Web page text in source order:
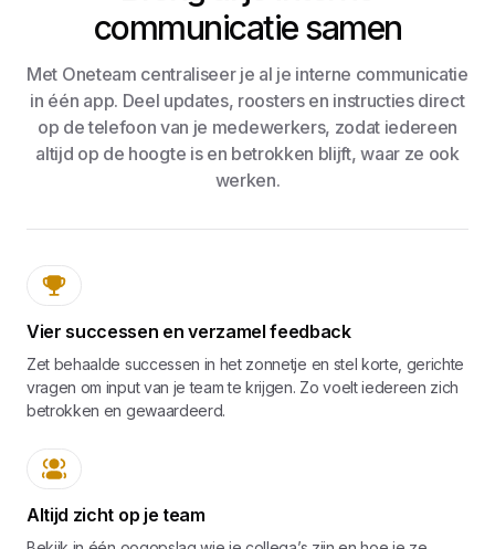
communicatie samen
Met Oneteam centraliseer je al je interne communicatie
in één app. Deel updates, roosters en instructies direct
op de telefoon van je medewerkers, zodat iedereen
altijd op de hoogte is en betrokken blijft, waar ze ook
werken.
Vier successen en verzamel feedback
Zet behaalde successen in het zonnetje en stel korte, gerichte
vragen om input van je team te krijgen. Zo voelt iedereen zich
betrokken en gewaardeerd.
Altijd zicht op je team